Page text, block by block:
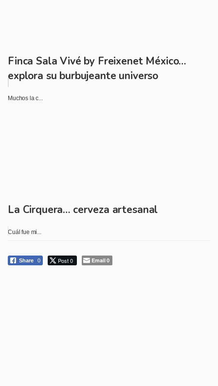
Finca Sala Vivé by Freixenet México…
explora su burbujeante universo
Muchos la c...
La Cirquera… cerveza artesanal
Cuál fue mi...
Share 0 Post 0 Email0